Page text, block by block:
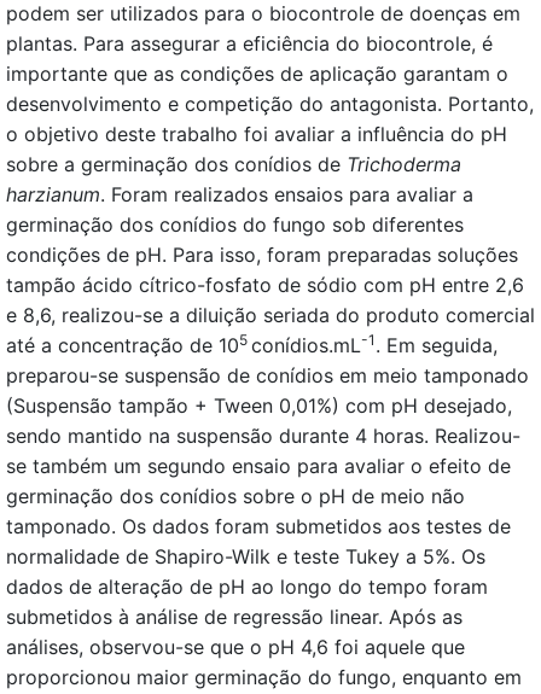
podem ser utilizados para o biocontrole de doenças em
plantas. Para assegurar a eficiência do biocontrole, é
importante que as condições de aplicação garantam o
desenvolvimento e competição do antagonista. Portanto,
o objetivo deste trabalho foi avaliar a influência do pH
sobre a germinação dos conídios de Trichoderma
harzianum. Foram realizados ensaios para avaliar a
germinação dos conídios do fungo sob diferentes
condições de pH. Para isso, foram preparadas soluções
tampão ácido cítrico-fosfato de sódio com pH entre 2,6
e 8,6, realizou-se a diluição seriada do produto comercial
até a concentração de 105 conídios.mL-1 . Em seguida,
preparou-se suspensão de conídios em meio tamponado
(Suspensão tampão + Tween 0,01%) com pH desejado,
sendo mantido na suspensão durante 4 horas. Realizou-
se também um segundo ensaio para avaliar o efeito de
germinação dos conídios sobre o pH de meio não
tamponado. Os dados foram submetidos aos testes de
normalidade de Shapiro-Wilk e teste Tukey a 5%. Os
dados de alteração de pH ao longo do tempo foram
submetidos à análise de regressão linear. Após as
análises, observou-se que o pH 4,6 foi aquele que
proporcionou maior germinação do fungo, enquanto em